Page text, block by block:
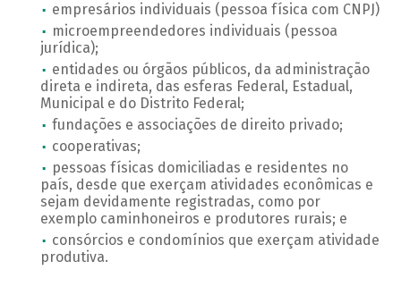
empresários individuais (pessoa física com CNPJ)
microempreendedores individuais (pessoa
jurídica);
entidades ou órgãos públicos, da administração
direta e indireta, das esferas Federal, Estadual,
Municipal e do Distrito Federal;
fundações e associações de direito privado;
cooperativas;
pessoas físicas domiciliadas e residentes no
país, desde que exerçam atividades econômicas e
sejam devidamente registradas, como por
exemplo caminhoneiros e produtores rurais; e
consórcios e condomínios que exerçam atividade
produtiva.